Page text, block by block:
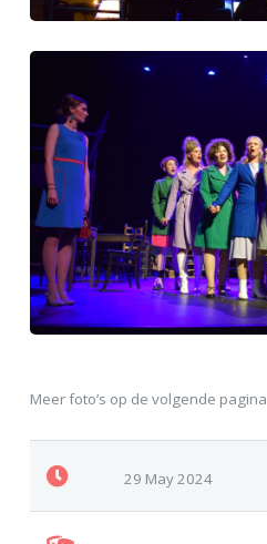
Meer foto’s op de volgende pagina
29 May 2024